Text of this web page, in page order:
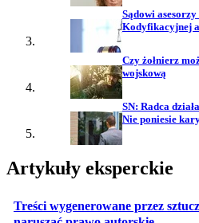
Sądowi
Kodyfikacyjnej
Czy żołnierz
wojskową
SN: Radca
Nie poniesie
Artykuły eksperckie
Treści wygenerowane przez